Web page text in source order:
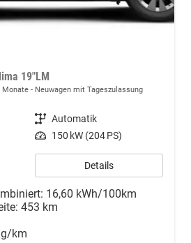
19"LM
Monate Neuwagen mit Tageszulassung
Getriebe Automatik
Leistung 150 kW (204 PS)
Details
16,60 kWh/100km
453 km
km